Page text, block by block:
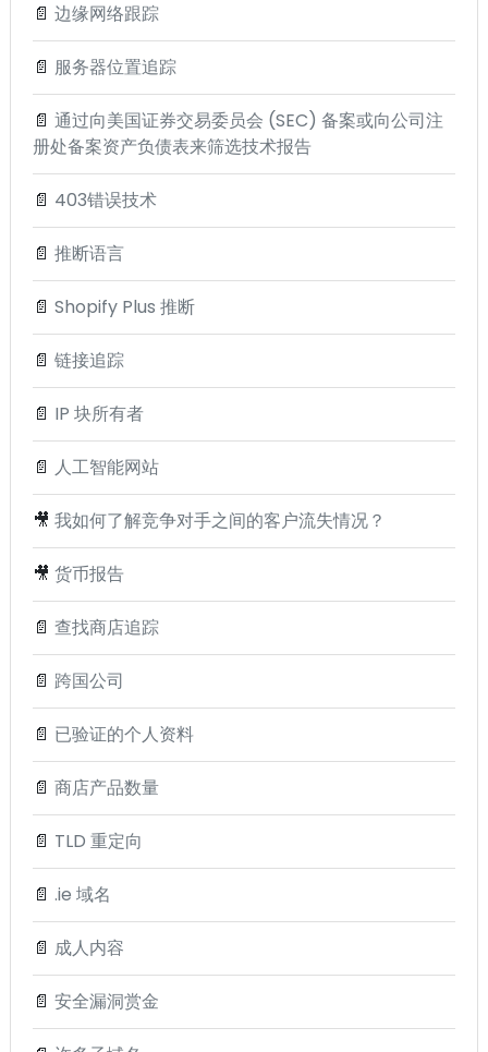
📄 边缘网络跟踪
📄 服务器位置追踪
📄 通过向美国证券交易委员会 (SEC) 备案或向公司注
册处备案资产负债表来筛选技术报告
📄 403错误技术
📄 推断语言
📄 Shopify Plus 推断
📄 链接追踪
📄 IP 块所有者
📄 人工智能网站
🎥 我如何了解竞争对手之间的客户流失情况？
🎥 货币报告
📄 查找商店追踪
📄 跨国公司
📄 已验证的个人资料
📄 商店产品数量
📄 TLD 重定向
📄 .ie 域名
📄 成人内容
📄 安全漏洞赏金